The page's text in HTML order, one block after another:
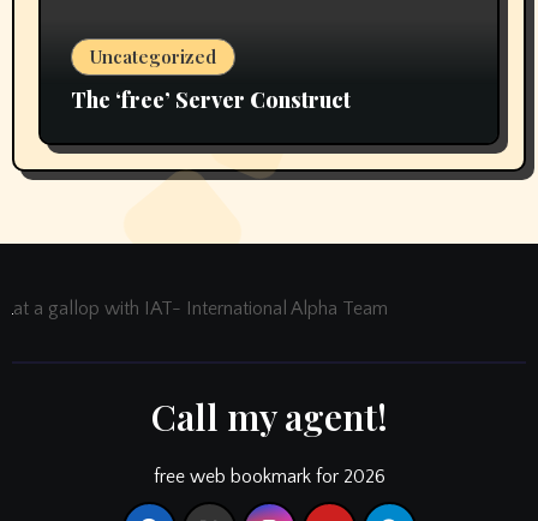
Uncategorized
The ‘free’ Server Construct
at a gallop with IAT- International Alpha Team
Call my agent!
free web bookmark for 2026